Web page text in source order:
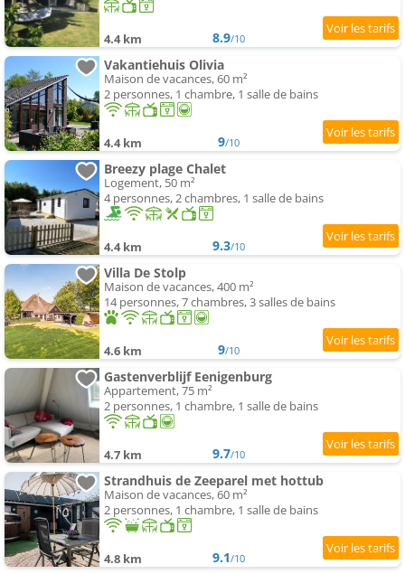
4.4 km 8.9/10
Vakantiehuis Olivia
Maison de vacances, 60 m²
2 personnes, 1 chambre, 1 salle de bains
4.4 km 9/10
Breezy plage Chalet
Logement, 50 m²
4 personnes, 2 chambres, 1 salle de bains
4.4 km 9.3/10
Villa De Stolp
Maison de vacances, 400 m²
14 personnes, 7 chambres, 3 salles de bains
4.6 km 9/10
Gastenverblijf Eenigenburg
Appartement, 75 m²
2 personnes, 1 chambre, 1 salle de bains
4.7 km 9.7/10
Strandhuis de Zeeparel met hottub
Maison de vacances, 60 m²
2 personnes, 1 chambre, 1 salle de bains
4.8 km 9.1/10